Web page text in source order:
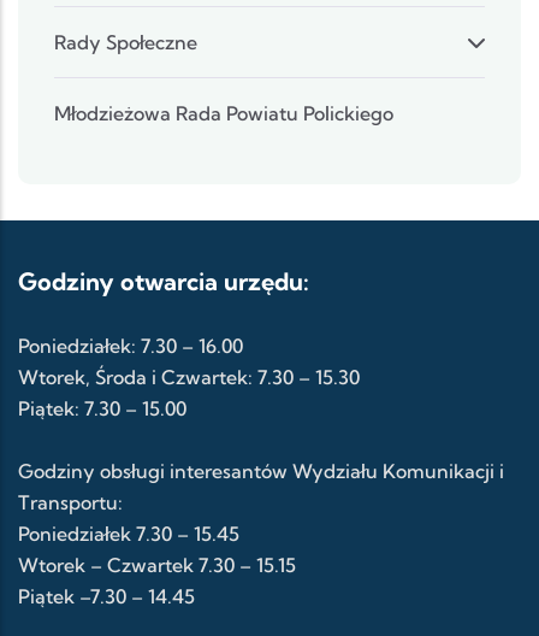
Rady Społeczne
Młodzieżowa Rada Powiatu Polickiego
Godziny otwarcia urzędu:
Poniedziałek: 7.30 – 16.00
Wtorek, Środa i Czwartek: 7.30 – 15.30
Piątek: 7.30 – 15.00
Godziny obsługi interesantów Wydziału Komunikacji i
Transportu:
Poniedziałek 7.30 – 15.45
Wtorek – Czwartek 7.30 – 15.15
Piątek –7.30 – 14.45